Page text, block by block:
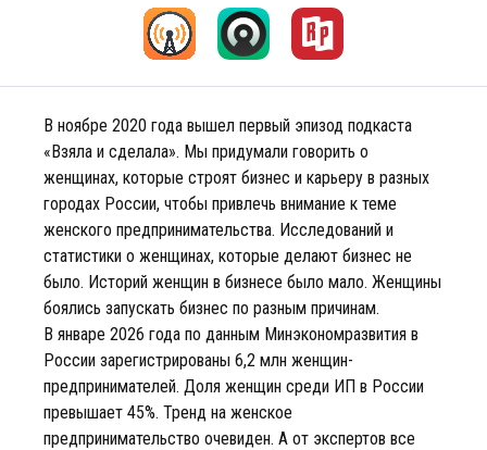
В ноябре 2020 года вышел первый эпизод подкаста
«Взяла и сделала». Мы придумали говорить о
женщинах, которые строят бизнес и карьеру в разных
городах России, чтобы привлечь внимание к теме
женского предпринимательства. Исследований и
статистики о женщинах, которые делают бизнес не
было. Историй женщин в бизнесе было мало. Женщины
боялись запускать бизнес по разным причинам.
В январе 2026 года по данным Минэкономразвития в
России зарегистрированы 6,2 млн женщин-
предпринимателей. Доля женщин среди ИП в России
превышает 45%. Тренд на женское
предпринимательство очевиден. А от экспертов все